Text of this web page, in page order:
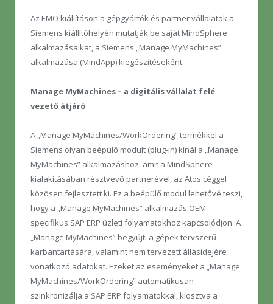
Az EMO kiállításon a gépgyártók és partner vállalatok a
Siemens kiállítóhelyén mutatják be saját MindSphere
alkalmazásaikat, a Siemens „Manage MyMachines”
alkalmazása (MindApp) kiegészítéseként.
Manage MyMachines – a digitális vállalat felé
vezető átjáró
A „Manage MyMachines/WorkOrdering” termékkel a
Siemens olyan beépülő modult (plug-in) kínál a „Manage
MyMachines” alkalmazáshoz, amit a MindSphere
kialakításában résztvevő partnerével, az Atos céggel
közösen fejlesztett ki. Ez a beépülő modul lehetővé teszi,
hogy a „Manage MyMachines” alkalmazás OEM
specifikus SAP ERP üzleti folyamatokhoz kapcsolódjon. A
„Manage MyMachines” begyűjti a gépek tervszerű
karbantartására, valamint nem tervezett állásidejére
vonatkozó adatokat. Ezeket az eseményeket a „Manage
MyMachines/WorkOrdering” automatikusan
szinkronizálja a SAP ERP folyamatokkal, kiosztva a